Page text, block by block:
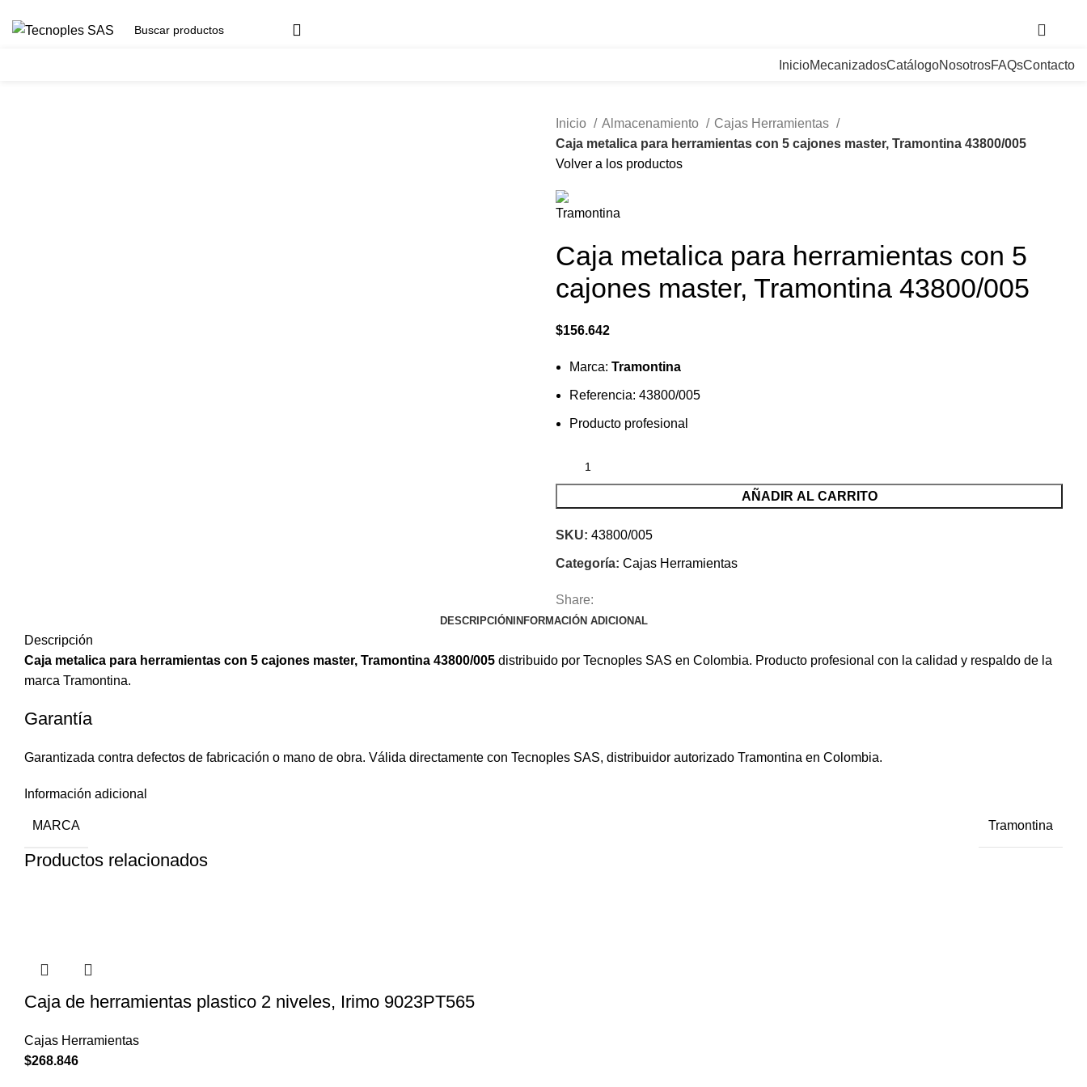
InicioMecanizadosCatálogoNosotrosFAQsContacto
Inicio Almacenamiento
Cajas Herramientas
Caja metalica para herramientas con 5 cajones master, Tramontina 43800/005
Volver a los productos
Caja metalica para herramientas con 5
cajones master, Tramontina 43800/005
$156.642
Marca: Tramontina
Referencia: 43800/005
Producto profesional
AÑADIR AL CARRITO
SKU: 43800/005
Categoría: Cajas Herramientas
Share:
DESCRIPCIÓN INFORMACIÓN ADICIONAL
Descripción
Caja metalica para herramientas con 5 cajones master, Tramontina 43800/005 distribuido por Tecnoples SAS en Colombia. Producto profesional con la calidad y respaldo de la
marca Tramontina.
Garantía
Garantizada contra defectos de fabricación o mano de obra. Válida directamente con Tecnoples SAS, distribuidor autorizado Tramontina en Colombia.
Información adicional
MARCA Tramontina
Productos relacionados
Caja de herramientas plastico 2 niveles, Irimo 9023PT565
Cajas Herramientas
$268.846